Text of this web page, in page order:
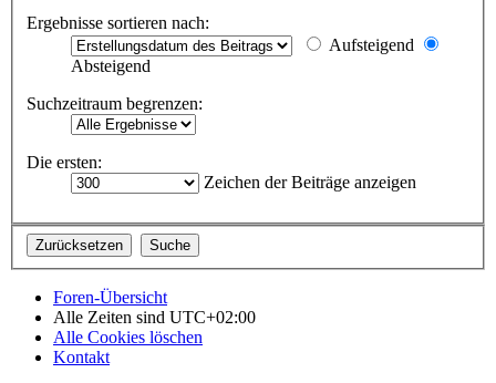
Ergebnisse sortieren nach:
Aufsteigend
Absteigend
Suchzeitraum begrenzen:
Die ersten:
Zeichen der Beiträge anzeigen
Foren-Übersicht
Alle Zeiten sind UTC+02:00
Alle Cookies löschen
Kontakt